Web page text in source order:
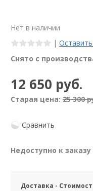
Нет в наличии
|
Снято с
12 650 руб.
Старая цена: 25 300
Сравнить
Недоступно к заказу
Доставка -